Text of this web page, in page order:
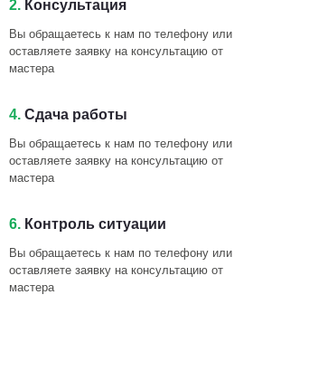
2. Консультация
Вы обращаетесь к нам по телефону или
оставляете заявку на консультацию от
мастера
4. Сдача работы
Вы обращаетесь к нам по телефону или
оставляете заявку на консультацию от
мастера
6. Контроль ситуации
Вы обращаетесь к нам по телефону или
оставляете заявку на консультацию от
мастера